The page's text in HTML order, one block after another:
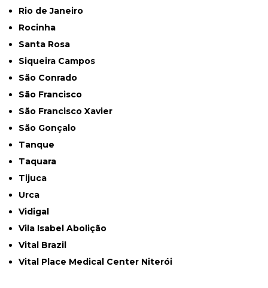
Rio de Janeiro
Rocinha
Santa Rosa
Siqueira Campos
São Conrado
São Francisco
São Francisco Xavier
São Gonçalo
Tanque
Taquara
Tijuca
Urca
Vidigal
Vila Isabel Abolição
Vital Brazil
Vital Place Medical Center Niterói